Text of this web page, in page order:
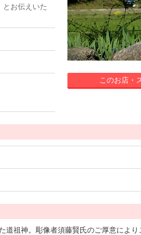
お伝えいた
このお店・
祖神。彫像者須藤賢氏のご厚意によ